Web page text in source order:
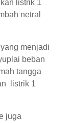
listrik 1
netral
menjadi
beban
tangga
listrik 1
juga